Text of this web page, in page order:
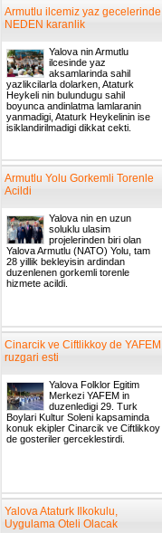
Armutlu ilcemiz yaz gecelerinde
NEDEN karanlik
Yalova nin Armutlu
ilcesinde yaz
aksamlarinda sahil
yazlikcilarla dolarken, Ataturk
Heykeli nin bulundugu sahil
boyunca andinlatma lamlaranin
yanmadigi, Ataturk Heykelinin ise
isiklandirilmadigi dikkat cekti.
Armutlu Yolu Gorkemli Torenle
Acildi
Yalova nin en uzun
soluklu ulasim
projelerinden biri olan
Yalova Armutlu (NATO) Yolu, tam
28 yillik bekleyisin ardindan
duzenlenen gorkemli torenle
hizmete acildi.
Cinarcik ve Ciftlikkoy de YAFEM
ruzgari esti
Yalova Folklor Egitim
Merkezi YAFEM in
duzenledigi 29. Turk
Boylari Kultur Soleni kapsaminda
konuk ekipler Cinarcik ve Ciftlikkoy
de gosteriler gerceklestirdi.
Yalova Ataturk Ilkokulu,
Uygulama Oteli Olacak